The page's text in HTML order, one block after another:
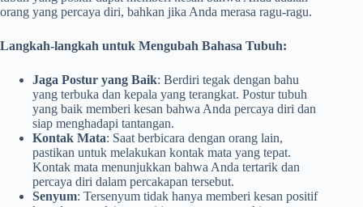
orang yang percaya diri, bahkan jika Anda merasa ragu-ragu.
Langkah-langkah untuk Mengubah Bahasa Tubuh:
Jaga Postur yang Baik: Berdiri tegak dengan bahu
yang terbuka dan kepala yang terangkat. Postur tubuh
yang baik memberi kesan bahwa Anda percaya diri dan
siap menghadapi tantangan.
Kontak Mata: Saat berbicara dengan orang lain,
pastikan untuk melakukan kontak mata yang tepat.
Kontak mata menunjukkan bahwa Anda tertarik dan
percaya diri dalam percakapan tersebut.
Senyum: Tersenyum tidak hanya memberi kesan positif